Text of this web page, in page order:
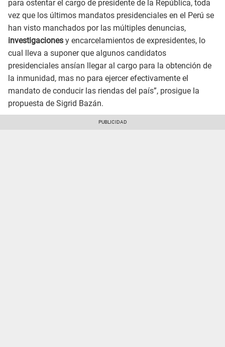
para ostentar el cargo de presidente de la República, toda
vez que los últimos mandatos presidenciales en el Perú se
han visto manchados por las múltiples denuncias,
investigaciones y encarcelamientos de expresidentes, lo
cual lleva a suponer que algunos candidatos
presidenciales ansían llegar al cargo para la obtención de
la inmunidad, mas no para ejercer efectivamente el
mandato de conducir las riendas del país”, prosigue la
propuesta de Sigrid Bazán.